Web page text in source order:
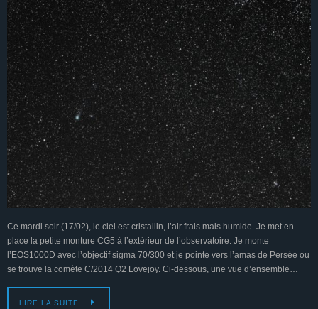
Ce mardi soir (17/02), le ciel est cristallin, l’air frais mais humide. Je met en
place la petite monture CG5 à l’extérieur de l’observatoire. Je monte
l’EOS1000D avec l’objectif sigma 70/300 et je pointe vers l’amas de Persée ou
se trouve la comète C/2014 Q2 Lovejoy. Ci-dessous, une vue d’ensemble…
LIRE LA SUITE…